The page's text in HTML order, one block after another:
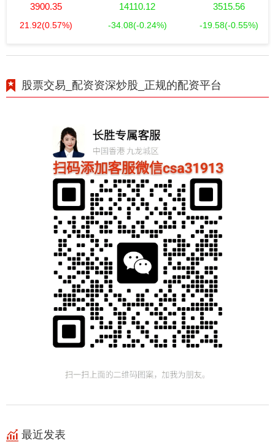
3900.35
21.92(0.57%)
14110.12
-34.08(-0.24%)
3515.56
-19.58(-0.55%)
股票交易_配资资深炒股_正规的配资平台
最近发表